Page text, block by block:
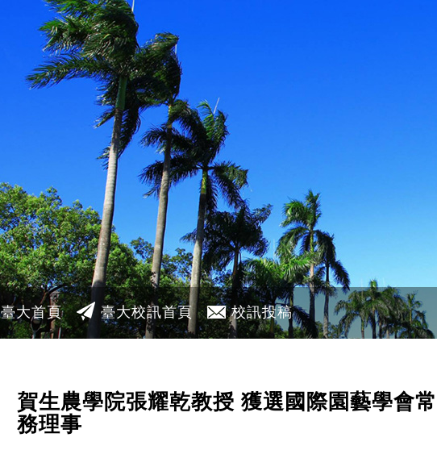
臺大首頁 臺大校訊首頁 校訊投稿
賀生農學院張耀乾教授 獲選國際園藝學會常
務理事